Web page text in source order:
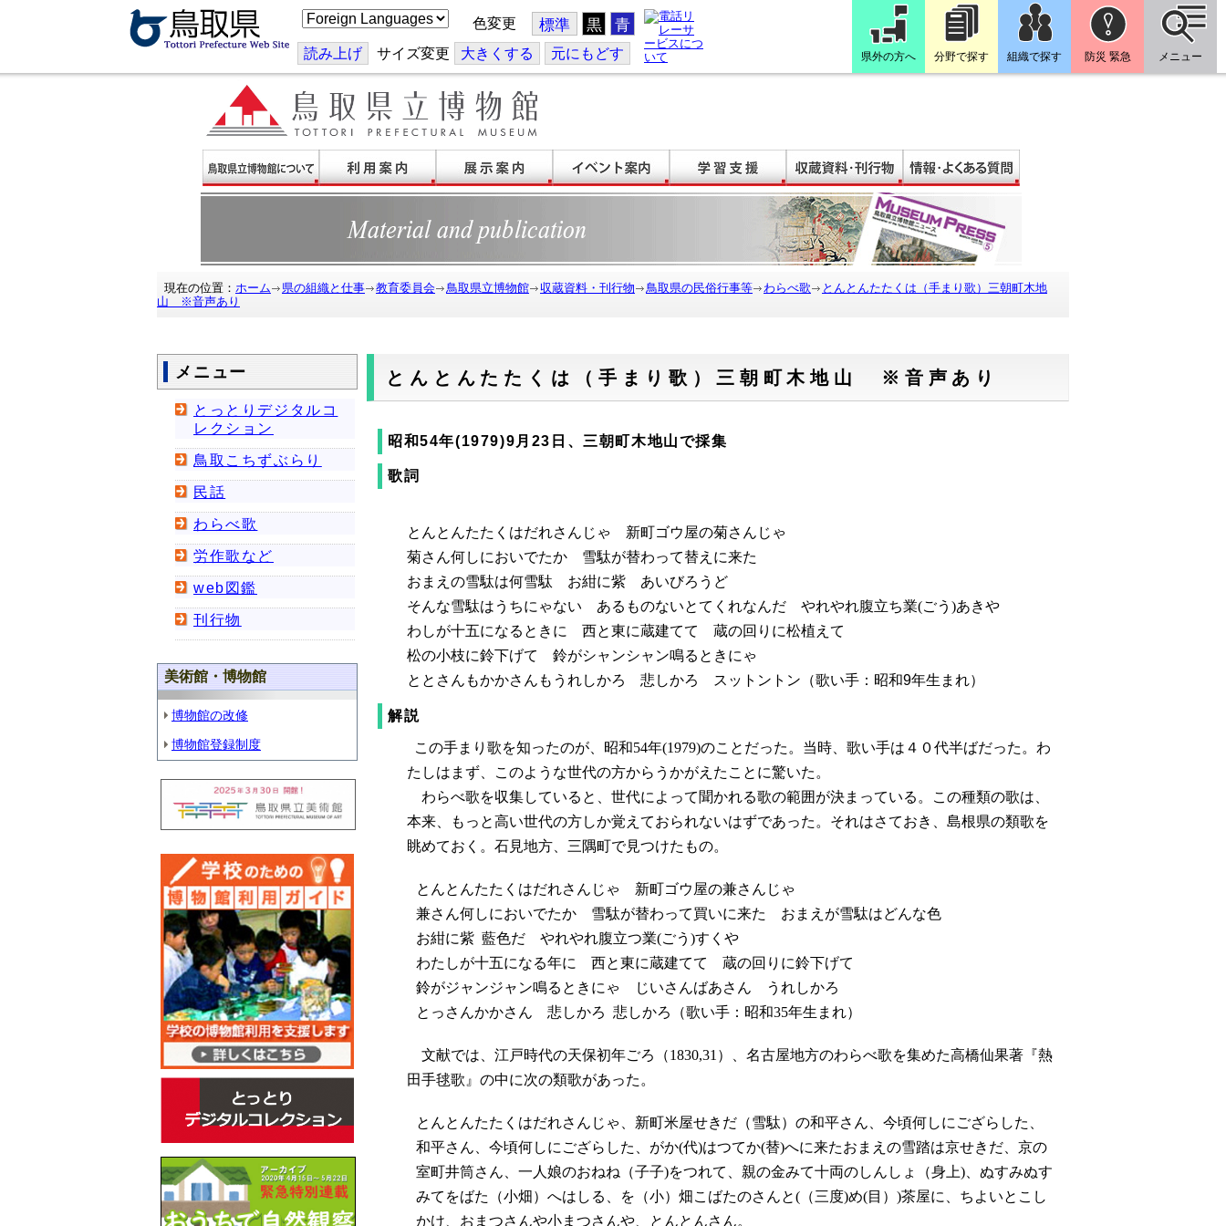
こ
の
ジ
を
翻
訳
す
る
色変更 標準 黒 青
読み上げ サイズ変更 大きくする 元にもどす 県外の方へ 分野で探す 組織で探す 防災 緊急 メニュー
現在の位置： ホーム 県の組織と仕事 教育委員会 鳥取県立博物館 収蔵資料・刊行物 鳥取県の民俗行事等 わらべ歌
とんとんたたくは（手まり歌）三朝町木地
山 ※音声あり
メニュー
とっとりデジタルコ
レクション
鳥取こちずぶらり
民話
わらべ歌
労作歌など
web図鑑
刊行物
美術館・博物館
博物館の改修
博物館登録制度
とんとんたたくは（手まり歌）三朝町木地山 ※音声あり
昭和54年(1979)9月23日、三朝町木地山で採集
歌詞
とんとんたたくはだれさんじゃ 新町ゴウ屋の菊さんじゃ
菊さん何しにおいでたか 雪駄が替わって替えに来た
おまえの雪駄は何雪駄 お紺に紫 あいびろうど
そんな雪駄はうちにゃない あるものないとてくれなんだ やれやれ腹立ち業(ごう)あきや
わしが十五になるときに 西と東に蔵建てて 蔵の回りに松植えて
松の小枝に鈴下げて 鈴がシャンシャン鳴るときにゃ
ととさんもかかさんもうれしかろ 悲しかろ スットントン （歌い手：昭和9年生まれ）
解説
この手まり歌を知ったのが、昭和54年(1979)のことだった。当時、歌い手は４０代半ばだった。わ
たしはまず、このような世代の方からうかがえたことに驚いた。
わらべ歌を収集していると、世代によって聞かれる歌の範囲が決まっている。この種類の歌は、
本来、もっと高い世代の方しか覚えておられないはずであった。それはさておき、島根県の類歌を
眺めておく。石見地方、三隅町で見つけたもの。
とんとんたたくはだれさんじゃ 新町ゴウ屋の兼さんじゃ
兼さん何しにおいでたか 雪駄が替わって買いに来た おまえが雪駄はどんな色
お紺に紫 藍色だ やれやれ腹立つ業(ごう)すくや
わたしが十五になる年に 西と東に蔵建てて 蔵の回りに鈴下げて
鈴がジャンジャン鳴るときにゃ じいさんばあさん うれしかろ
とっさんかかさん 悲しかろ 悲しかろ
（歌い手：昭和35年生まれ）
文献では、江戸時代の天保初年ごろ（1830,31）、名古屋地方のわらべ歌を集めた高橋仙果著『熱
田手毬歌』の中に次の類歌があった。
とんとんたたくはだれさんじゃ、新町米屋せきだ（雪駄） の和平さん、今頃何しにござらした、
和平さん、今頃何しにござらした、がか(代)はつてか(替)へに来たおまえの雪踏は京せきだ、京の
室町井筒さん、一人娘のおねね（子子)をつれて、親の金みて十両のしんしょ（身上)、ぬすみぬす
みてをばた（小畑）へはしる、を（小）畑こばたのさんと(（三度)め(目）)茶屋に、ちよいとこし
かけ、おまつさんや小まつさんや、とんとんさん。